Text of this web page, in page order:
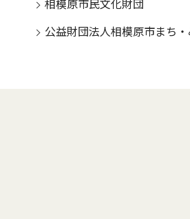
相模原市民文化財団
公益財団法人相模原市まち